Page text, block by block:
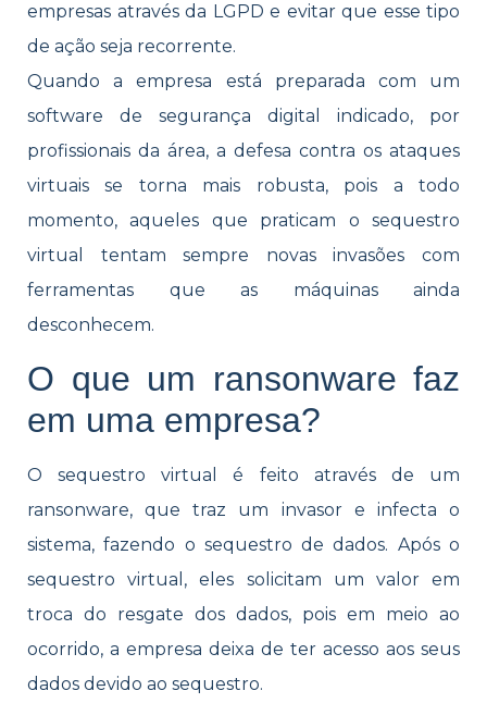
empresas através da LGPD e evitar que esse tipo
de ação seja recorrente.
Quando a empresa está preparada com um
software de segurança digital indicado, por
profissionais da área, a defesa contra os ataques
virtuais se torna mais robusta, pois a todo
momento, aqueles que praticam o sequestro
virtual tentam sempre novas invasões com
ferramentas que as máquinas ainda
desconhecem.
O que um ransonware faz
em uma empresa?
O sequestro virtual é feito através de um
ransonware, que traz um invasor e infecta o
sistema, fazendo o sequestro de dados. Após o
sequestro virtual, eles solicitam um valor em
troca do resgate dos dados, pois em meio ao
ocorrido, a empresa deixa de ter acesso aos seus
dados devido ao sequestro.